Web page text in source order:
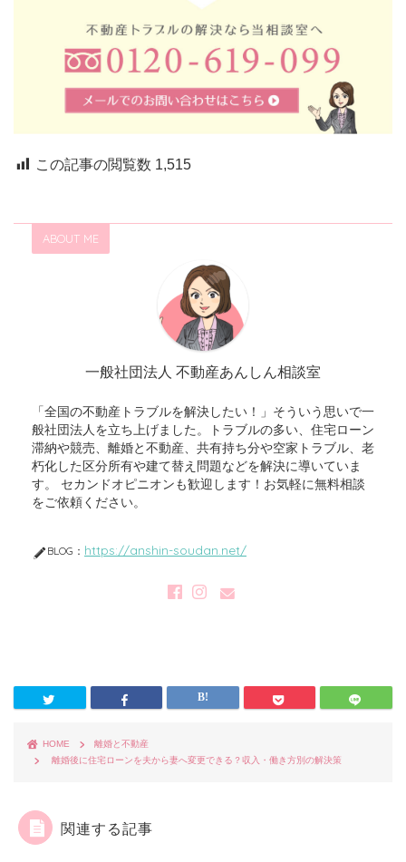
この記事の閲覧数 1,515
ABOUT ME
一般社団法人 不動産あんしん相談室
「全国の不動産トラブルを解決したい！」そういう思いで一
般社団法人を立ち上げました。トラブルの多い、住宅ローン
滞納や競売、離婚と不動産、共有持ち分や空家トラブル、老
朽化した区分所有や建て替え問題などを解決に導いていま
す。 セカンドオピニオンも歓迎します！お気軽に無料相談
をご依頼ください。
BLOG： https://anshin-soudan.net/
HOME
離婚と不動産
離婚後に住宅ローンを夫から妻へ変更できる？収入・働き方別の解決策
関連する記事